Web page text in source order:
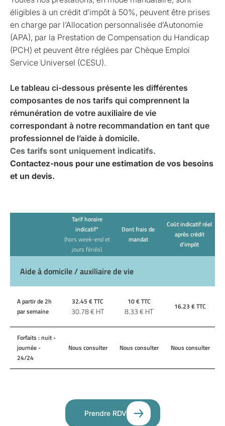
éligibles à un crédit d’impôt à 50%, peuvent être prises
en charge par l’Allocation personnalisée d’Autonomie
(APA), par la Prestation de Compensation du Handicap
(PCH) et peuvent être réglées par Chèque Emploi
Service Universel (CESU).
Le tableau ci-dessous présente les différentes
composantes de nos tarifs qui comprennent la
rémunération de votre auxiliaire de vie
correspondant à notre recommandation en tant que
professionnel de l’aide à domicile.
Ces tarifs sont uniquement indicatifs.
Contactez-nous pour une estimation de vos besoins
et un devis.
Tarif horaire
indicatif*
(hors week-end et
jours fériés)
Dont frais de
mandat
Coût indicatif réel
après crédit
d'impôt
Aide à domicile / auxiliaire de vie
A partir de 2h
par semaine
32.45 € TTC
30.78€ HT
10€ TTC
8.33€ HT 16.23 € TTC
Forfaits : nuit -
journée -
24/24
Nous consulter Nous consulter Nous consulter
Prendre RDV